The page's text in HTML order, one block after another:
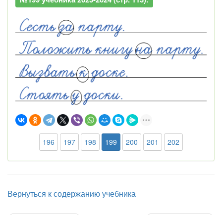
196 197 198 199 200 201 202
Вернуться к содержанию учебника